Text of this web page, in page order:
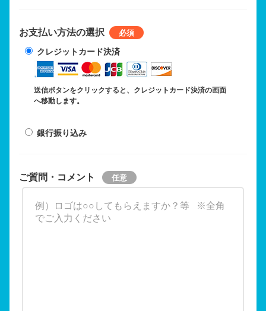
お支払い方法の選択
クレジットカード決済
送信ボタンをクリックすると、クレジットカード決済の画面
へ移動します。
銀行振り込み
ご質問・コメント